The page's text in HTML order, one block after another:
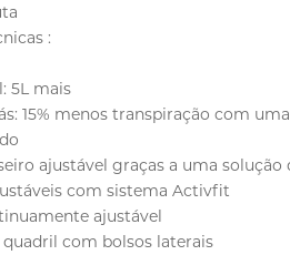
:
5L mais
15% menos transpiração com
ajustável graças a uma solução
com sistema Activfit
ajustável
quadril com bolsos laterais